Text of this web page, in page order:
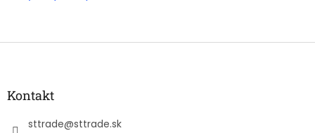
Z
Kontakt
sttrade@sttrade.sk